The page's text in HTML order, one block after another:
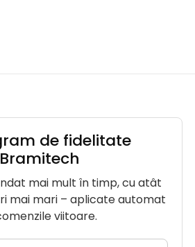
de fidelitate
Bramitech
mai mult în timp, cu atât
mai mari – aplicate automat
viitoare.